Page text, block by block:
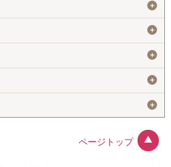
＋
＋
＋
＋
＋
ページトップ